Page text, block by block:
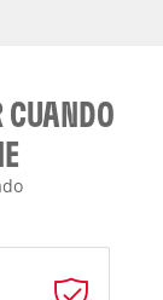
CUANDO